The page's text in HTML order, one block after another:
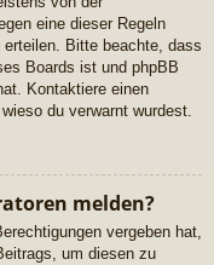
eine dieser Regeln
Bitte beachte, dass
Boards ist und phpBB
Kontaktiere einen
du verwarnt wurdest.
melden?
vergeben hat,
um diesen zu